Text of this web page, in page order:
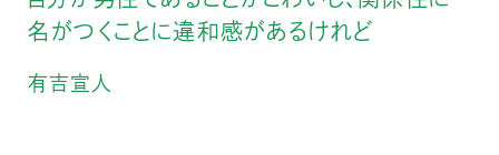
名がつくことに違和感があるけれど
有吉宣人